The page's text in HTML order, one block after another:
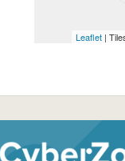
Leaflet |